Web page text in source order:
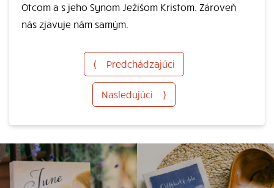
Otcom a s jeho Synom Ježišom Kristom. Zároveň
nás zjavuje nám samým.
⟨ Predchádzajúci
Nasledujúci ⟩